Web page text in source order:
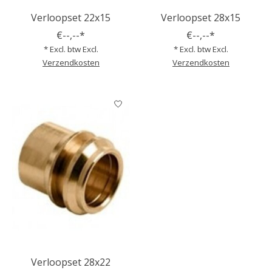
Verloopset 22x15
€--,--*
* Excl. btw Excl.
Verzendkosten
Verloopset 28x15
€--,--*
* Excl. btw Excl.
Verzendkosten
Verloopset 28x22